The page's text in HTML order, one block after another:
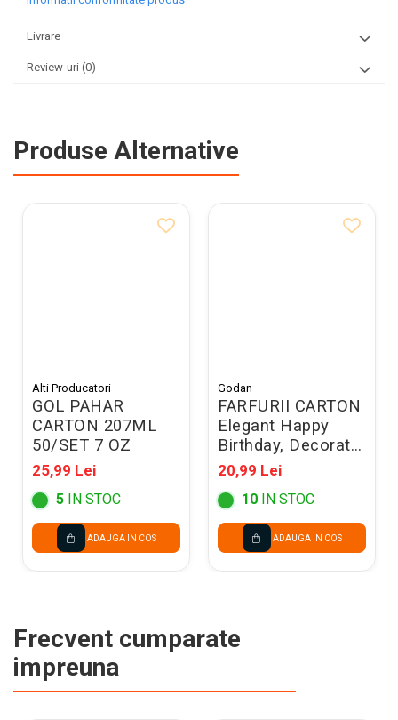
Livrare
Review-uri (0)
Produse Alternative
Alti Producatori
GOL PAHAR
CARTON 207ML
50/SET 7 OZ
25,99 Lei
5 IN STOC
ADAUGA IN COS
Godan
FARFURII CARTON
Elegant Happy
Birthday, Decorata,
FSC, 23cm, 8/set
96613
20,99 Lei
10 IN STOC
ADAUGA IN COS
Frecvent cumparate
impreuna